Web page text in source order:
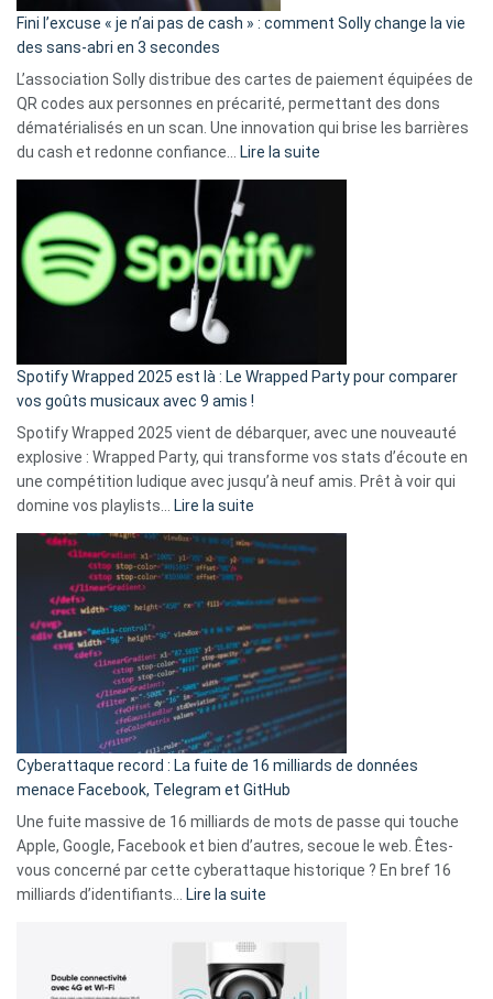
Fini l’excuse « je n’ai pas de cash » : comment Solly change la vie
des sans-abri en 3 secondes
L’association Solly distribue des cartes de paiement équipées de
QR codes aux personnes en précarité, permettant des dons
dématérialisés en un scan. Une innovation qui brise les barrières
du cash et redonne confiance… Lire la suite
»
Solly
change
la
des
3
secondes
Spotify Wrapped 2025 est là : Le Wrapped Party pour comparer
vos goûts musicaux avec 9 amis !
Spotify Wrapped 2025 vient de débarquer, avec une nouveauté
explosive : Wrapped Party, qui transforme vos stats d’écoute en
une compétition ludique avec jusqu’à neuf amis. Prêt à voir qui
domine vos playlists… Lire la suite
Wrapped
est
là
:
Le
Wrapped
Party
pour
comparer
vos
goûts
musicaux
avec
9
!
Cyberattaque record : La fuite de 16 milliards de données
menace Facebook, Telegram et GitHub
Une fuite massive de 16 milliards de mots de passe qui touche
Apple, Google, Facebook et bien d’autres, secoue le web. Êtes-
vous concerné par cette cyberattaque historique ? En bref 16
milliards d’identifiants… Lire la suite
record
:
La